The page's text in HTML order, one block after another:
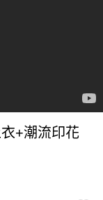
+潮流印花